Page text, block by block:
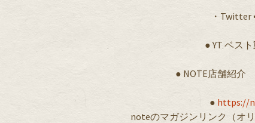
・
● YT ベス
● NOTE店舗紹介
● https://
noteのマガジンリンク（オ